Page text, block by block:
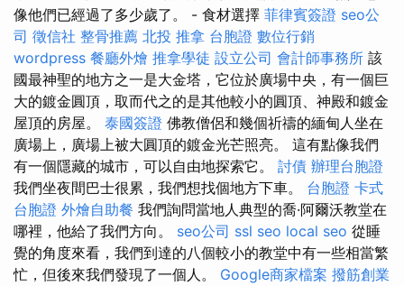
像他們已經過了多少歲了。 - 食材選擇 菲律賓簽證 seo公
司 徵信社 整骨推薦 北投 推拿 台胞證 數位行銷
wordpress 餐廳外燴 推拿學徒 設立公司 會計師事務所 該
國最神聖的地方之一是大金塔，它位於廣場中央，有一個巨
大的鍍金圓頂，取而代之的是其他較小的圓頂、神殿和鍍金
屋頂的房屋。 泰國簽證 佛教僧侶和幾個祈禱的緬甸人坐在
廣場上，廣場上被大圓頂的鍍金光芒照亮。 這有點像我們
有一個隱藏的城市，可以自由地探索它。 討債 辦理台胞證
我們坐夜間巴士很累，我們想找個地方下車。 台胞證 卡式
台胞證 外燴自助餐 我們詢問當地人典型的喬·阿爾沃教堂在
哪裡，他給了我們方向。 seo公司 ssl seo local seo 從睡
覺的角度來看，我們到達的八個較小的教堂中有一些相當繁
忙，但後來我們發現了一個人。 Google商家檔案 撥筋創業